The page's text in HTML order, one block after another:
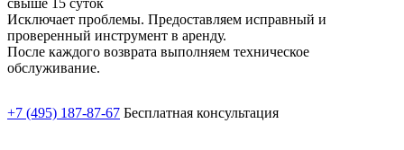
свыше 15 суток
Исключает проблемы. Предоставляем исправный и
проверенный инструмент в аренду.
После каждого возврата выполняем техническое
обслуживание.
+7 (495) 187-87-67 Бесплатная консультация